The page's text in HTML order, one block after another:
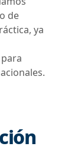
de
ya